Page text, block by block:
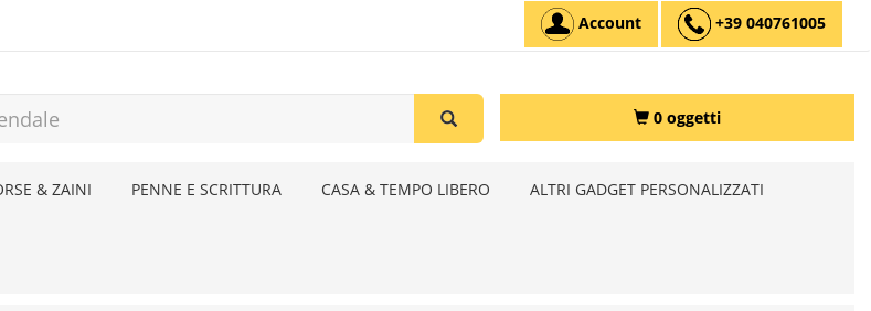
Account +39 040761005
0 oggetti
& ZAINI PENNE E SCRITTURA CASA & TEMPO LIBERO ALTRI GADGET PERSONALIZZATI